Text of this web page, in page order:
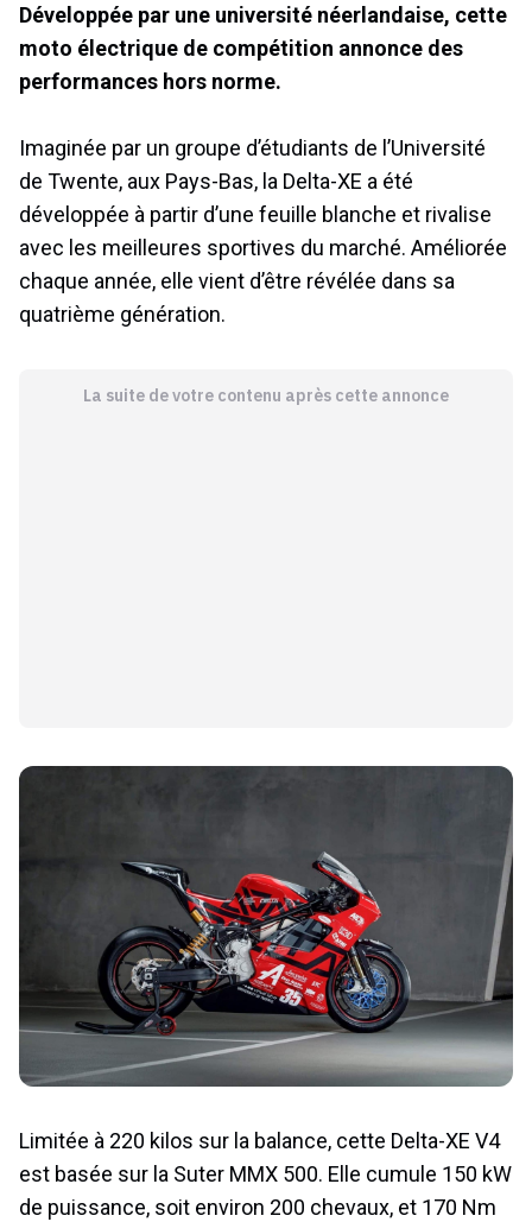
Développée par une université néerlandaise, cette
moto électrique de compétition annonce des
performances hors norme.
Imaginée par un groupe d’étudiants de l’Université
de Twente, aux Pays-Bas, la Delta-XE a été
développée à partir d’une feuille blanche et rivalise
avec les meilleures sportives du marché. Améliorée
chaque année, elle vient d’être révélée dans sa
quatrième génération.
La suite de votre contenu après cette annonce
Limitée à 220 kilos sur la balance, cette Delta-XE V4
est basée sur la Suter MMX 500. Elle cumule 150 kW
de puissance, soit environ 200 chevaux, et 170 Nm